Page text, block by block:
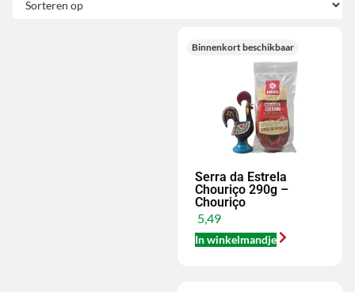
Binnenkort beschikbaar
Serra da Estrela
Chouriço 290g –
Chouriço
5,49
In winkelmandje